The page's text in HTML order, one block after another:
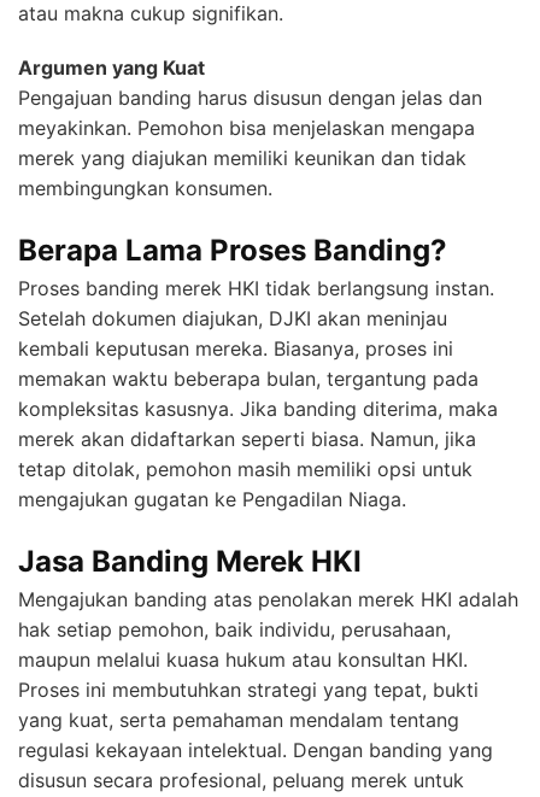
atau makna cukup signifikan.
Argumen yang Kuat
Pengajuan banding harus disusun dengan jelas dan
meyakinkan. Pemohon bisa menjelaskan mengapa
merek yang diajukan memiliki keunikan dan tidak
membingungkan konsumen.
Berapa Lama Proses Banding?
Proses banding merek HKI tidak berlangsung instan.
Setelah dokumen diajukan, DJKI akan meninjau
kembali keputusan mereka. Biasanya, proses ini
memakan waktu beberapa bulan, tergantung pada
kompleksitas kasusnya. Jika banding diterima, maka
merek akan didaftarkan seperti biasa. Namun, jika
tetap ditolak, pemohon masih memiliki opsi untuk
mengajukan gugatan ke Pengadilan Niaga.
Jasa Banding Merek HKI
Mengajukan banding atas penolakan merek HKI adalah
hak setiap pemohon, baik individu, perusahaan,
maupun melalui kuasa hukum atau konsultan HKI.
Proses ini membutuhkan strategi yang tepat, bukti
yang kuat, serta pemahaman mendalam tentang
regulasi kekayaan intelektual. Dengan banding yang
disusun secara profesional, peluang merek untuk